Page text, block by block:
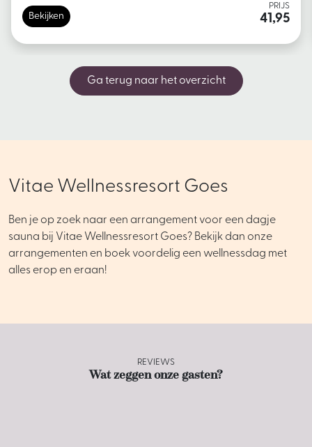
Bekijken
PRIJS
41,95
Ga terug naar het overzicht
Vitae Wellnessresort Goes
Ben je op zoek naar een arrangement voor een dagje
sauna bij Vitae Wellnessresort Goes? Bekijk dan onze
arrangementen en boek voordelig een wellnessdag met
alles erop en eraan!
REVIEWS
Wat zeggen onze gasten?